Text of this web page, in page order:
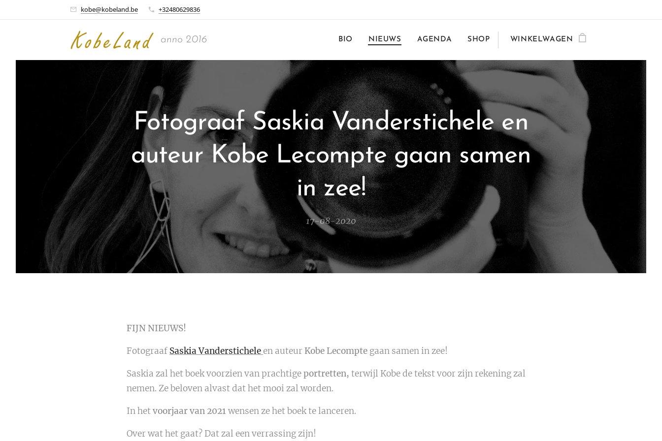
kobe@kobeland.be +32480629836
anno 2016 BIO NIEUWS AGENDA SHOP WINKELWAGEN
Fotograaf Saskia Vanderstichele en
auteur Kobe Lecompte gaan samen
in zee!
17-08-2020
FIJN NIEUWS!
Fotograaf Saskia Vanderstichele en auteur Kobe Lecompte gaan samen in zee!
Saskia zal het boek voorzien van prachtigeportretten, terwijl Kobe de tekst voor zijn rekening zal
nemen. Ze beloven alvast dat het mooi zal worden.
In hetvoorjaar van 2021 wensen ze het boek te lanceren.
Over wat het gaat? Dat zal een verrassing zijn!